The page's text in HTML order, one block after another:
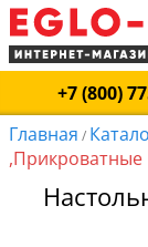
+7 (800)
Главная /
,Прикроватные